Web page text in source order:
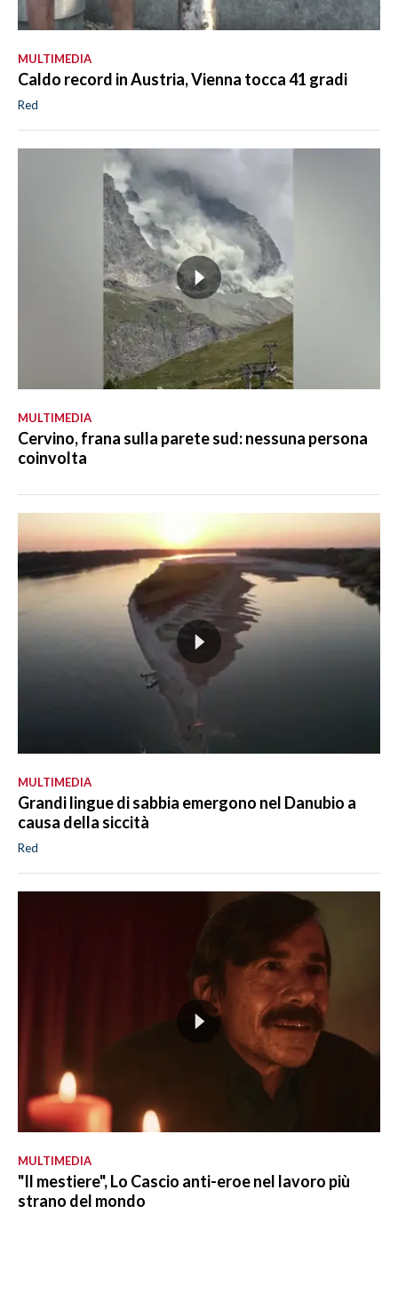
MULTIMEDIA
Caldo record in Austria, Vienna tocca 41 gradi
Red
MULTIMEDIA
Cervino, frana sulla parete sud: nessuna persona
coinvolta
MULTIMEDIA
Grandi lingue di sabbia emergono nel Danubio a
causa della siccità
Red
MULTIMEDIA
"Il mestiere", Lo Cascio anti-eroe nel lavoro più
strano del mondo